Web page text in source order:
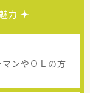
力
ンやＯＬの方